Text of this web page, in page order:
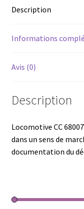
Description
Informations
Avis (0)
Description
Locomotive CC
dans un sens de
documentation du